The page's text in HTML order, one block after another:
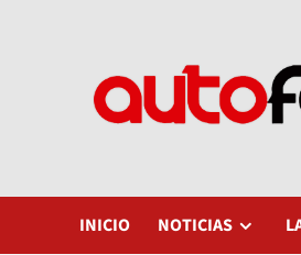
INICIO NOTICIAS